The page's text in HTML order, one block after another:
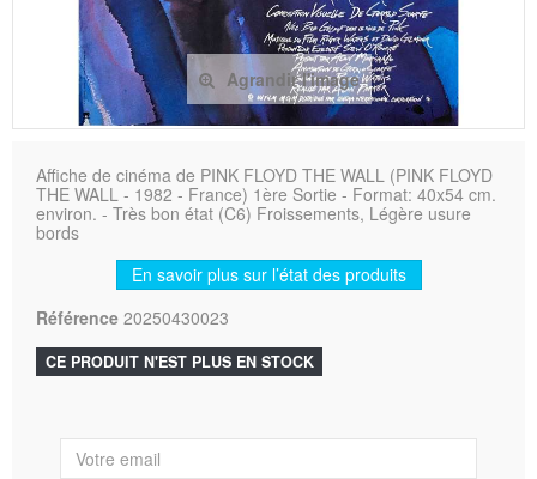
Agrandir l'image
Affiche de cinéma de PINK FLOYD THE WALL (PINK FLOYD
THE WALL - 1982 - France) 1ère Sortie - Format: 40x54 cm.
environ. - Très bon état (C6) Froissements, Légère usure
bords
En savoir plus sur l’état des produits
Référence 20250430023
CE PRODUIT N'EST PLUS EN STOCK